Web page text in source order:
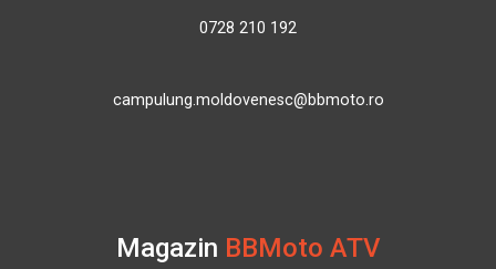
0728 210 192
campulung.moldovenesc@bbmoto.ro
Magazin BBMoto ATV